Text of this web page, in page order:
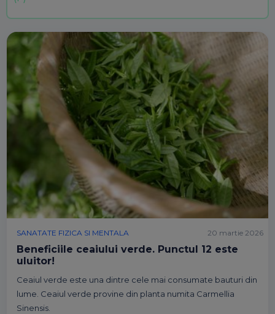
SANATATE FIZICA SI MENTALA
Beneficiile ceaiului verde. Punctul 12 este
uluitor!
Ceaiul verde este una dintre cele mai consumate bauturi din
lume. Ceaiul verde provine din planta numita Carmellia
Sinensis.
20 martie 2026